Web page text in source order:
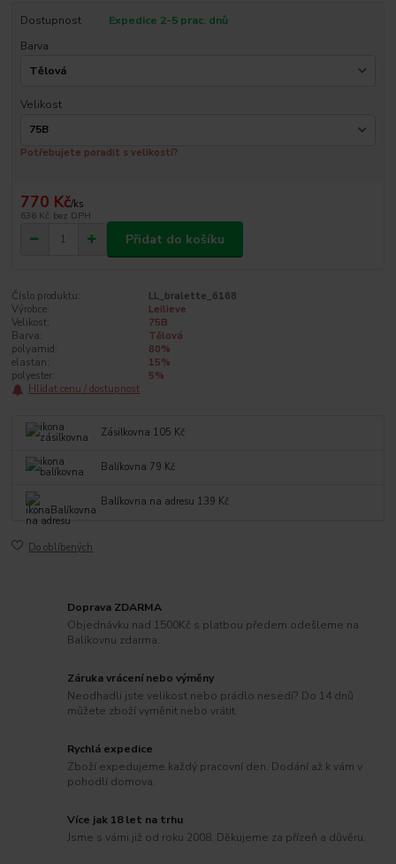
Dostupnost
Expedice 2-5 prac. dnů
Barva
Velikost
Potřebujete poradit s velikostí?
770 Kč/ks
636 Kč bez DPH
Přidat do košíku
Číslo produktu:
LL_bralette_6168
Výrobce:
Leilieve
Velikost:
75B
Barva:
Tělová
polyamid:
80%
elastan:
15%
polyester:
5%
Hlídat cenu / dostupnost
Zásilkovna 105 Kč
Balíkovna 79 Kč
Balíkovna na adresu 139 Kč
Do oblíbených
Doprava ZDARMA
Objednávku nad 1500Kč s platbou předem odešleme na
Balíkovnu zdarma.
Záruka vrácení nebo výměny
Neodhadli jste velikost nebo prádlo nesedí? Do 14 dnů
můžete zboží vyměnit nebo vrátit.
Rychlá expedice
Zboží expedujeme každý pracovní den. Dodání až k vám v
pohodlí domova.
Více jak 18 let na trhu
Jsme s vámi již od roku 2008. Děkujeme za přízeň a důvěru.